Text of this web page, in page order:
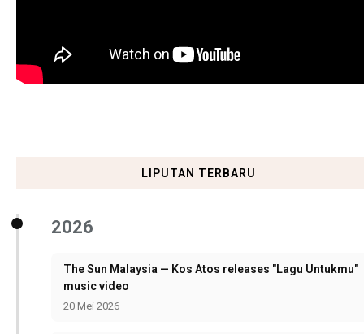
LIPUTAN TERBARU
2026
The Sun Malaysia — Kos Atos releases "Lagu Untukmu"
music video
20 Mei 2026